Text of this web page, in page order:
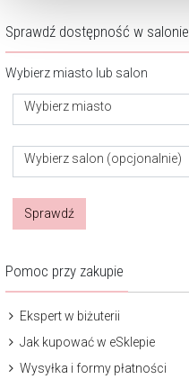
Sprawdź dostępność w salonie
Wybierz miasto lub salon
Wybierz miasto
Wybierz salon (opcjonalnie)
Sprawdź
Pomoc przy zakupie
Ekspert w biżuterii
Jak kupować w eSklepie
Wysyłka i formy płatności